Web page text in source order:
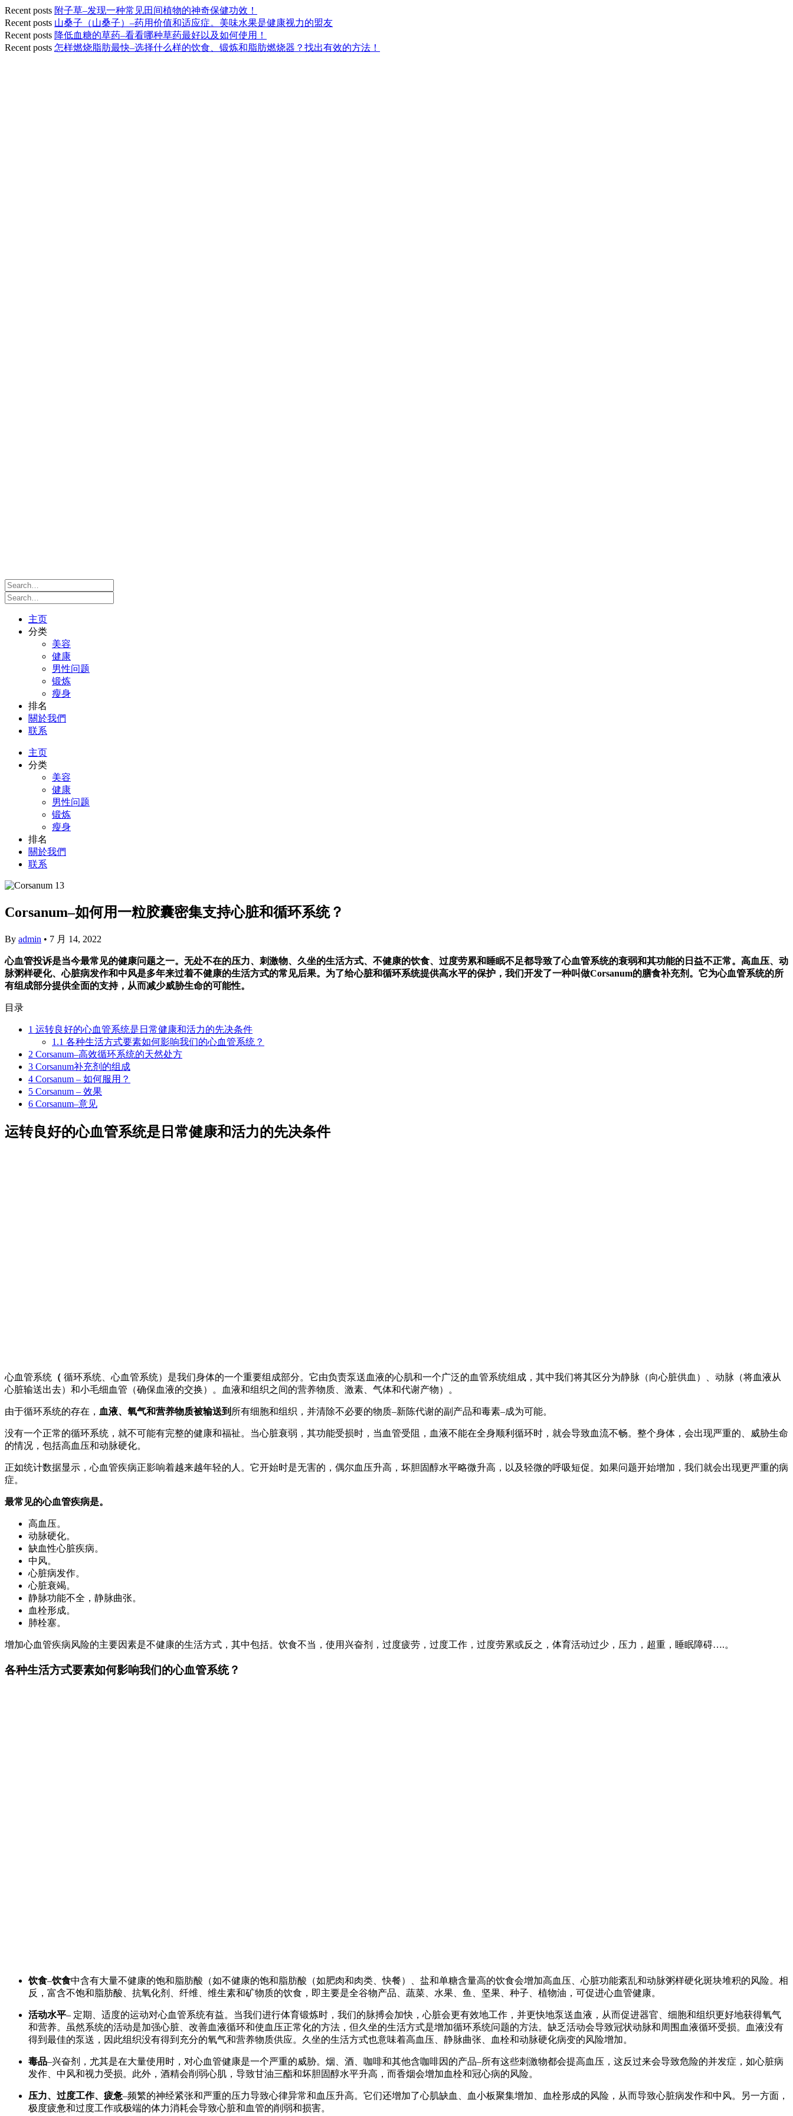
Recent posts 附子草–发现一种常见田间植物的神奇保健功效！
Recent posts 山桑子（山桑子）–药用价值和适应症。美味水果是健康视力的盟友
Recent posts 降低血糖的草药–看看哪种草药最好以及如何使用！
Recent posts 怎样燃烧脂肪最快–选择什么样的饮食、锻炼和脂肪燃烧器？找出有效的方法！
主页
分类
美容
健康
男性问题
锻炼
瘦身
排名
關於我們
联系
主页
分类
美容
健康
男性问题
锻炼
瘦身
排名
關於我們
联系
Corsanum–如何用一粒胶囊密集支持心脏和循环系统？
By admin • 7 月 14, 2022
心血管投诉是当今最常见的健康问题之一。无处不在的压力、刺激物、久坐的生活方式、不健康的饮食、过度劳累和睡眠不足都导致了心血管系统的衰弱和其功能的日益不正常。高血压、动
脉粥样硬化、心脏病发作和中风是多年来过着不健康的生活方式的常见后果。为了给心脏和循环系统提供高水平的保护，我们开发了一种叫做Corsanum的膳食补充剂。它为心血管系统的所
有组成部分提供全面的支持，从而减少威胁生命的可能性。
目录
1 运转良好的心血管系统是日常健康和活力的先决条件
1.1 各种生活方式要素如何影响我们的心血管系统？
2 Corsanum–高效循环系统的天然处方
3 Corsanum补充剂的组成
4 Corsanum – 如何服用？
5 Corsanum – 效果
6 Corsanum–意见
运转良好的心血管系统是日常健康和活力的先决条件
心血管系统 （ 循环系统、心血管系统）是我们身体的一个重要组成部分。它由负责泵送血液的心肌和一个广泛的血管系统组成，其中我们将其区分为静脉（向心脏供血）、动脉（将血液从
心脏输送出去）和小毛细血管（确保血液的交换）。血液和组织之间的营养物质、激素、气体和代谢产物）。
由于循环系统的存在， 血液、氧气和营养物质被输送到 所有细胞和组织，并清除不必要的物质–新陈代谢的副产品和毒素–成为可能。
没有一个正常的循环系统，就不可能有完整的健康和福祉。当心脏衰弱，其功能受损时，当血管受阻，血液不能在全身顺利循环时，就会导致血流不畅。整个身体，会出现严重的、威胁生命
的情况，包括高血压和动脉硬化。
正如统计数据显示，心血管疾病正影响着越来越年轻的人。它开始时是无害的，偶尔血压升高，坏胆固醇水平略微升高，以及轻微的呼吸短促。如果问题开始增加，我们就会出现更严重的病
症。
最常见的心血管疾病是。
高血压。
动脉硬化。
缺血性心脏疾病。
中风。
心脏病发作。
心脏衰竭。
静脉功能不全，静脉曲张。
血栓形成。
肺栓塞。
增加心血管疾病风险的主要因素是不健康的生活方式，其中包括。饮食不当，使用兴奋剂，过度疲劳，过度工作，过度劳累或反之，体育活动过少，压力，超重，睡眠障碍….。
各种生活方式要素如何影响我们的心血管系统？
饮食–饮食中含有大量不健康的饱和脂肪酸（如不健康的饱和脂肪酸（如肥肉和肉类、快餐）、盐和单糖含量高的饮食会增加高血压、心脏功能紊乱和动脉粥样硬化斑块堆积的风险。相
反，富含不饱和脂肪酸、抗氧化剂、纤维、维生素和矿物质的饮食，即主要是全谷物产品、蔬菜、水果、鱼、坚果、种子、植物油，可促进心血管健康。
活动水平– 定期、适度的运动对心血管系统有益。当我们进行体育锻炼时，我们的脉搏会加快，心脏会更有效地工作，并更快地泵送血液，从而促进器官、细胞和组织更好地获得氧气
和营养。虽然系统的活动是加强心脏、改善血液循环和使血压正常化的方法，但久坐的生活方式是增加循环系统问题的方法。缺乏活动会导致冠状动脉和周围血液循环受损。血液没有
得到最佳的泵送，因此组织没有得到充分的氧气和营养物质供应。久坐的生活方式也意味着高血压、静脉曲张、血栓和动脉硬化病变的风险增加。
毒品–兴奋剂，尤其是在大量使用时，对心血管健康是一个严重的威胁。烟、酒、咖啡和其他含咖啡因的产品–所有这些刺激物都会提高血压，这反过来会导致危险的并发症，如心脏病
发作、中风和视力受损。此外，酒精会削弱心肌，导致甘油三酯和坏胆固醇水平升高，而香烟会增加血栓和冠心病的风险。
压力、过度工作、疲惫–频繁的神经紧张和严重的压力导致心律异常和血压升高。它们还增加了心肌缺血、血小板聚集增加、血栓形成的风险，从而导致心脏病发作和中风。另一方面，
极度疲惫和过度工作或极端的体力消耗会导致心脏和血管的削弱和损害。